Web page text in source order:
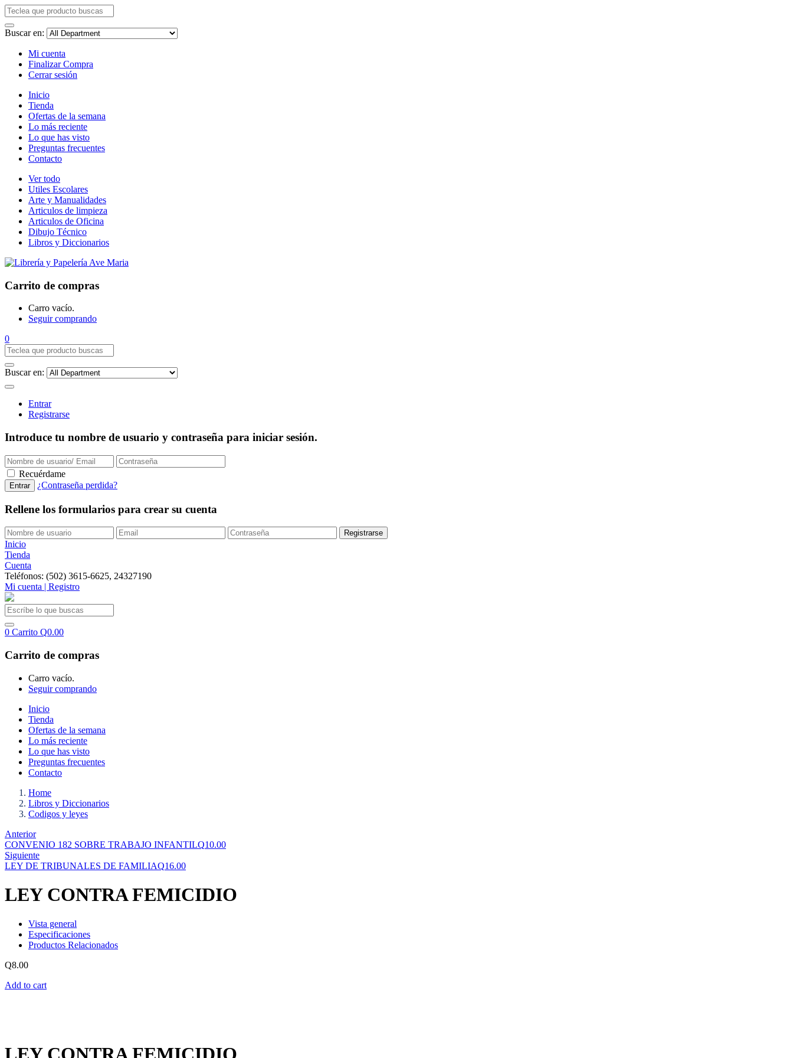
Buscar en:
Mi cuenta
Finalizar Compra
Cerrar sesión
Inicio
Tienda
Ofertas de la semana
Lo más reciente
Lo que has visto
Preguntas frecuentes
Contacto
Ver todo
Utiles Escolares
Arte y Manualidades
Articulos de limpieza
Articulos de Oficina
Dibujo Técnico
Libros y Diccionarios
Carrito de compras
Carro vacío.
Seguir comprando
0
Buscar en:
Entrar
Registrarse
Introduce tu nombre de usuario y contraseña para iniciar sesión.
Recuérdame
¿Contraseña perdida?
Rellene los formularios para crear su cuenta
Inicio
Tienda
Cuenta
Teléfonos: (502) 3615-6625, 24327190
Mi cuenta | Registro
0 Carrito Q0.00
Carrito de compras
Carro vacío.
Seguir comprando
Inicio
Tienda
Ofertas de la semana
Lo más reciente
Lo que has visto
Preguntas frecuentes
Contacto
Home
Libros y Diccionarios
Codigos y leyes
Anterior
CONVENIO 182 SOBRE TRABAJO INFANTILQ10.00
Siguiente
LEY DE TRIBUNALES DE FAMILIAQ16.00
LEY CONTRA FEMICIDIO
Vista general
Especificaciones
Productos Relacionados
Q8.00
Add to cart